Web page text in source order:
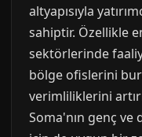
altyapısıyla
sahiptir. Özellikle
sektörlerinde
bölge ofislerini
verimliliklerini
Soma'nın genç